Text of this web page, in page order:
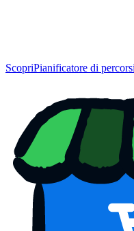
ScopriPianificatore di percorsi